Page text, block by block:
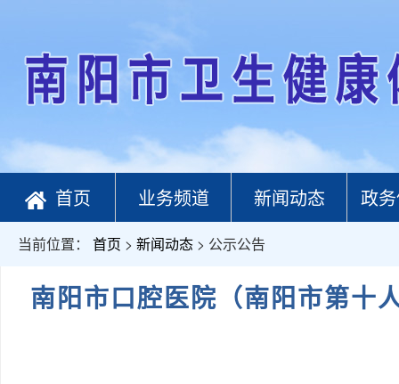
首页 业务频道 新闻动态 政
当前位置： 首页 > 新闻动态 > 公示公告
南阳市口腔医院（南阳市第十